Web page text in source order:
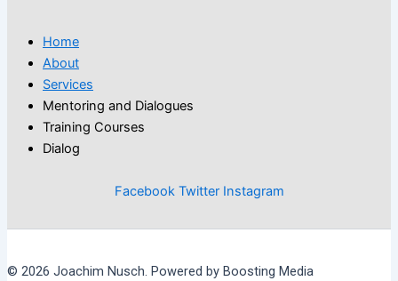
Home
About
Services
Mentoring and Dialogues
Training Courses
Dialog
Facebook Twitter Instagram
© 2026 Joachim Nusch. Powered by Boosting Media